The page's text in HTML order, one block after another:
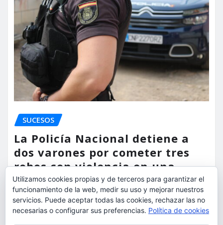
SUCESOS
La Policía Nacional detiene a
dos varones por cometer tres
robos con violencia en una
misma mañana
torrent al dia Ago 7, 2026
Utilizamos cookies propias y de terceros para garantizar el
funcionamiento de la web, medir su uso y mejorar nuestros
servicios. Puede aceptar todas las cookies, rechazar las no
necesarias o configurar sus preferencias. Política de cookies